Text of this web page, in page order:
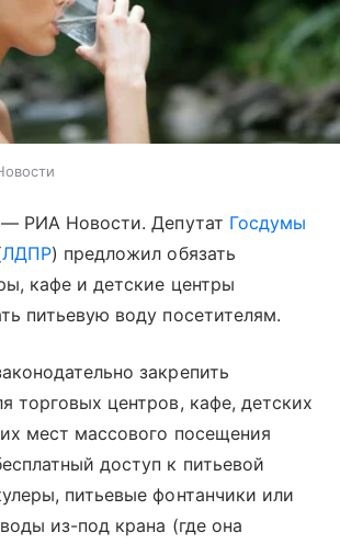
РИА Новости. Депутат Госдумы
ЛДПР) предложил обязать
кафе и детские центры
питьевую воду посетителям.
закрепить
торговых центров, кафе, детских
мест массового посещения
доступ к питьевой
питьевые фонтанчики или
из-под крана (где она